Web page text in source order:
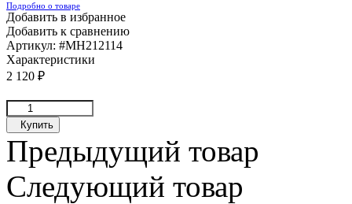
Подробно о товаре
Добавить в избранное
Добавить к сравнению
Артикул: #MH212114
Характеристики
2 120 ₽
Купить
Предыдущий товар
Следующий товар